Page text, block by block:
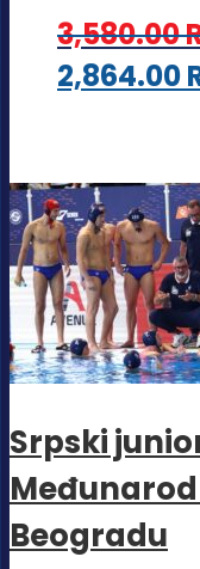
3,580.00
2,864.00
Srpski
Beogradu